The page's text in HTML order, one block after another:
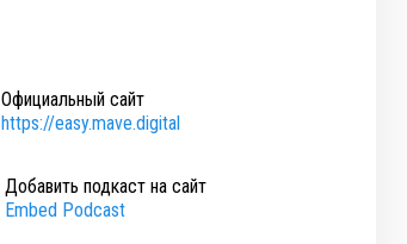
Официальный сайт
https://easy.mave.digital
Добавить подкаст на сайт
Embed Podcast